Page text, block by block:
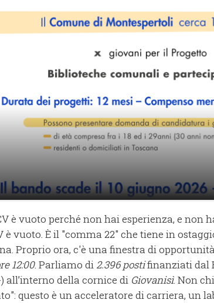
è vuoto perché non hai esperienza, e non
è vuoto. È il "comma 22" che tiene in
Proprio ora, c'è una finestra di
12:00. Parliamo di 2.396 postifinanziati dal
all’interno della cornice di Giovanisì. Non
questo è un acceleratore di carriera, un